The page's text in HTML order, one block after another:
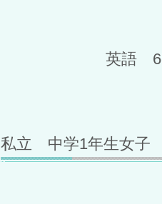
英語
私立 中学1年生女子